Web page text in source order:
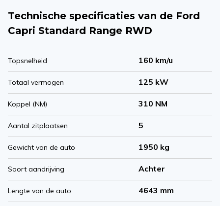
Technische specificaties van de Ford
Capri Standard Range RWD
Topsnelheid 160 km/u
Totaal vermogen 125 kW
Koppel (NM) 310 NM
Aantal zitplaatsen 5
Gewicht van de auto 1950 kg
Soort aandrijving Achter
Lengte van de auto 4643 mm